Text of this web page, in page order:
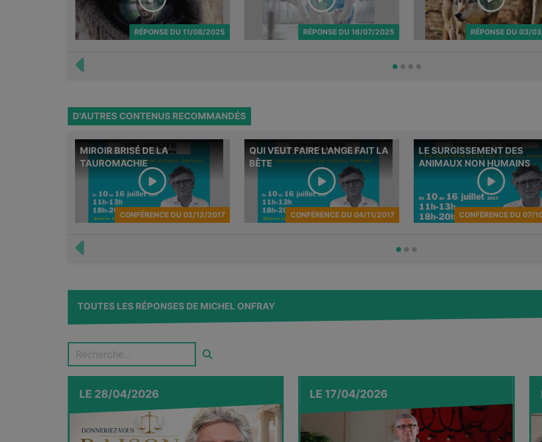
RÉPONSE DU 11/08/2025 RÉPONSE DU 16/07/2025 RÉPONSE DU 03/
D'AUTRES CONTENUS RECOMMANDÉS
MIROIR BRISÉ DE LA
TAUROMACHIE
CONFÉRENCE DU 02/12/2017
Quatrième conférence d'une
série de quatorze données dans
le cadre de la Semaine de la
philosophie au Zénith de Caen.
QUI VEUT FAIRE L'ANGE FAIT LA
BÊTE
CONFÉRENCE DU 04/11/2017
Troisième conférence d'une
série de quatorze données dans
le cadre de la Semaine de la
philosophie au Zénith de Caen.
LE SURGISSEMENT DES
ANIMAUX NON HUMAINS
CONFÉRENCE DU 07/
TOUTES LES RÉPONSES DE MICHEL ONFRAY
LE 28/04/2026 LE 17/04/2026